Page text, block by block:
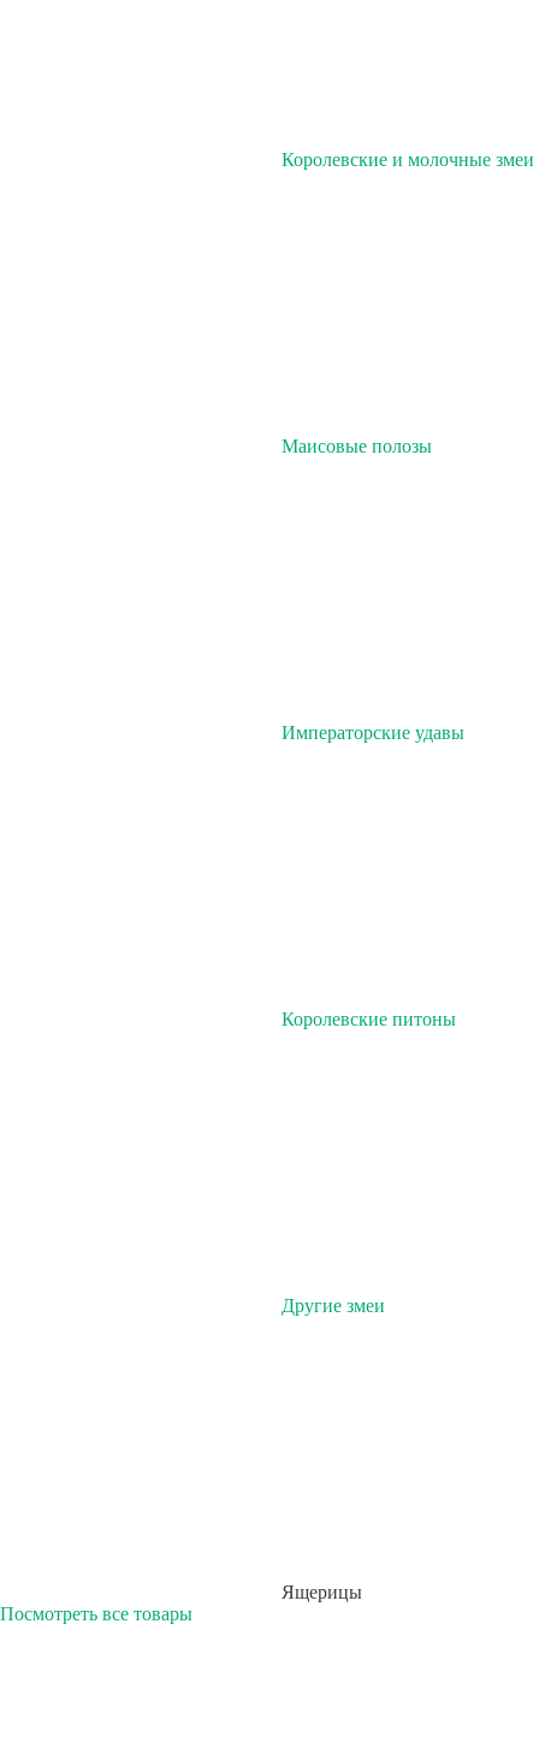
Королевские и молочные змеи
Маисовые полозы
Императорские удавы
Королевские питоны
Другие змеи
Ящерицы
Посмотреть все товары